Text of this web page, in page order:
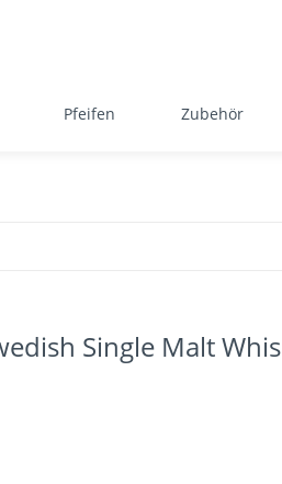
Pfeifen Zubehör
Single Malt